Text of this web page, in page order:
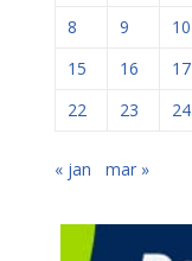
8
9 10
15
16 17
22
23 24
« jan mar »